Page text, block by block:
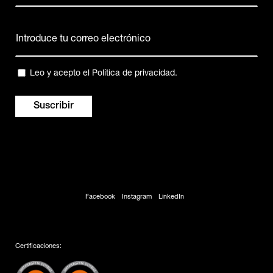
electrónico
Privacidad
Leo y acepto el Política de privacidad.
Certificaciones:
Facebook Instagram LinkedIn